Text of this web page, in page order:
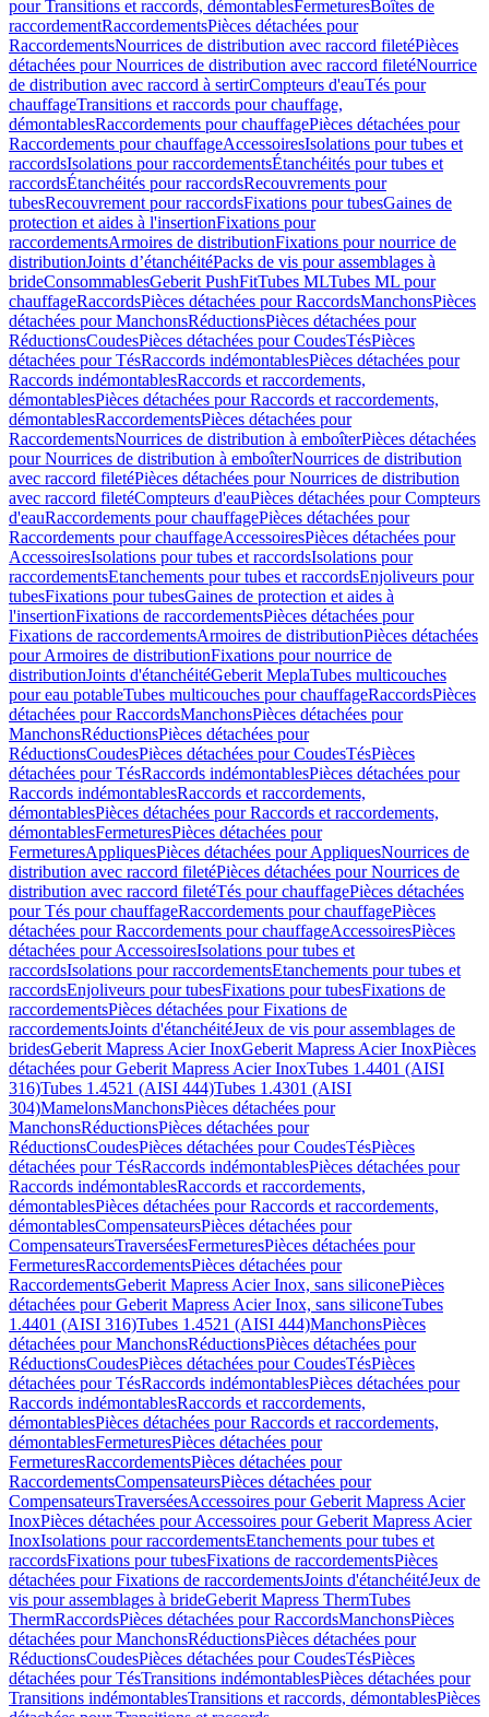
pour Transitions et raccords, démontablesFermeturesBoîtes de
raccordementRaccordementsPièces détachées pour
RaccordementsNourrices de distribution avec raccord filetéPièces
détachées pour Nourrices de distribution avec raccord filetéNourrice
de distribution avec raccord à sertirCompteurs d'eauTés pour
chauffageTransitions et raccords pour chauffage,
démontablesRaccordements pour chauffagePièces détachées pour
Raccordements pour chauffageAccessoiresIsolations pour tubes et
raccordsIsolations pour raccordementsÉtanchéités pour tubes et
raccordsÉtanchéités pour raccordsRecouvrements pour
tubesRecouvrement pour raccordsFixations pour tubesGaines de
protection et aides à l'insertionFixations pour
raccordementsArmoires de distributionFixations pour nourrice de
distributionJoints d’étanchéitéPacks de vis pour assemblages à
brideConsommablesGeberit PushFitTubes MLTubes ML pour
chauffageRaccordsPièces détachées pour RaccordsManchonsPièces
détachées pour ManchonsRéductionsPièces détachées pour
RéductionsCoudesPièces détachées pour CoudesTésPièces
détachées pour TésRaccords indémontablesPièces détachées pour
Raccords indémontablesRaccords et raccordements,
démontablesPièces détachées pour Raccords et raccordements,
démontablesRaccordementsPièces détachées pour
RaccordementsNourrices de distribution à emboîterPièces détachées
pour Nourrices de distribution à emboîterNourrices de distribution
avec raccord filetéPièces détachées pour Nourrices de distribution
avec raccord filetéCompteurs d'eauPièces détachées pour Compteurs
d'eauRaccordements pour chauffagePièces détachées pour
Raccordements pour chauffageAccessoiresPièces détachées pour
AccessoiresIsolations pour tubes et raccordsIsolations pour
raccordementsEtanchements pour tubes et raccordsEnjoliveurs pour
tubesFixations pour tubesGaines de protection et aides à
l'insertionFixations de raccordementsPièces détachées pour
Fixations de raccordementsArmoires de distributionPièces détachées
pour Armoires de distributionFixations pour nourrice de
distributionJoints d'étanchéitéGeberit MeplaTubes multicouches
pour eau potableTubes multicouches pour chauffageRaccordsPièces
détachées pour RaccordsManchonsPièces détachées pour
ManchonsRéductionsPièces détachées pour
RéductionsCoudesPièces détachées pour CoudesTésPièces
détachées pour TésRaccords indémontablesPièces détachées pour
Raccords indémontablesRaccords et raccordements,
démontablesPièces détachées pour Raccords et raccordements,
démontablesFermeturesPièces détachées pour
FermeturesAppliquesPièces détachées pour AppliquesNourrices de
distribution avec raccord filetéPièces détachées pour Nourrices de
distribution avec raccord filetéTés pour chauffagePièces détachées
pour Tés pour chauffageRaccordements pour chauffagePièces
détachées pour Raccordements pour chauffageAccessoiresPièces
détachées pour AccessoiresIsolations pour tubes et
raccordsIsolations pour raccordementsEtanchements pour tubes et
raccordsEnjoliveurs pour tubesFixations pour tubesFixations de
raccordementsPièces détachées pour Fixations de
raccordementsJoints d'étanchéitéJeux de vis pour assemblages de
bridesGeberit Mapress Acier InoxGeberit Mapress Acier InoxPièces
détachées pour Geberit Mapress Acier InoxTubes 1.4401 (AISI
316)Tubes 1.4521 (AISI 444)Tubes 1.4301 (AISI
304)MamelonsManchonsPièces détachées pour
ManchonsRéductionsPièces détachées pour
RéductionsCoudesPièces détachées pour CoudesTésPièces
détachées pour TésRaccords indémontablesPièces détachées pour
Raccords indémontablesRaccords et raccordements,
démontablesPièces détachées pour Raccords et raccordements,
démontablesCompensateursPièces détachées pour
CompensateursTraverséesFermeturesPièces détachées pour
FermeturesRaccordementsPièces détachées pour
RaccordementsGeberit Mapress Acier Inox, sans siliconePièces
détachées pour Geberit Mapress Acier Inox, sans siliconeTubes
1.4401 (AISI 316)Tubes 1.4521 (AISI 444)ManchonsPièces
détachées pour ManchonsRéductionsPièces détachées pour
RéductionsCoudesPièces détachées pour CoudesTésPièces
détachées pour TésRaccords indémontablesPièces détachées pour
Raccords indémontablesRaccords et raccordements,
démontablesPièces détachées pour Raccords et raccordements,
démontablesFermeturesPièces détachées pour
FermeturesRaccordementsPièces détachées pour
RaccordementsCompensateursPièces détachées pour
CompensateursTraverséesAccessoires pour Geberit Mapress Acier
InoxPièces détachées pour Accessoires pour Geberit Mapress Acier
InoxIsolations pour raccordementsEtanchements pour tubes et
raccordsFixations pour tubesFixations de raccordementsPièces
détachées pour Fixations de raccordementsJoints d'étanchéitéJeux de
vis pour assemblages à brideGeberit Mapress ThermTubes
ThermRaccordsPièces détachées pour RaccordsManchonsPièces
détachées pour ManchonsRéductionsPièces détachées pour
RéductionsCoudesPièces détachées pour CoudesTésPièces
détachées pour TésTransitions indémontablesPièces détachées pour
Transitions indémontablesTransitions et raccords, démontablesPièces